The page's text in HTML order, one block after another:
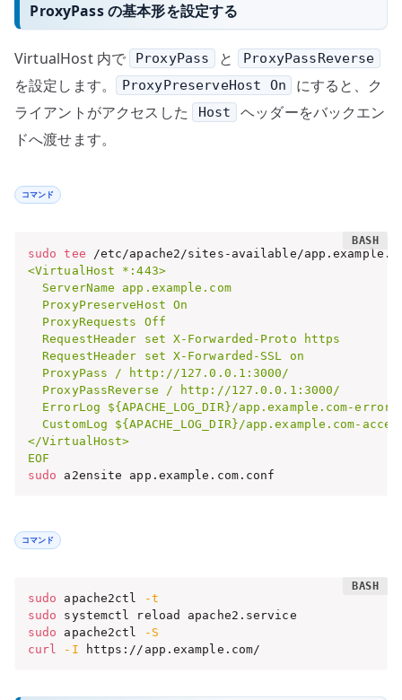
ProxyPass の基本形を設定する
VirtualHost 内で ProxyPass と ProxyPassReverse
を設定します。 ProxyPreserveHost On
にすると、ク
ライアントがアクセスした
Host
ヘッダーをバックエン
ドへ渡せます。
コマンド
sudo tee /etc/apache2/sites-available/
<VirtualHost *:443>
  ServerName app.example.com
  ProxyPreserveHost On
  ProxyRequests Off
  RequestHeader set X-Forwarded-Proto https
  RequestHeader set X-Forwarded-SSL on
  ProxyPass / http://127.0.0.1:3000/
  ProxyPassReverse / http://127.0.0.1:3000/
ErrorLog ${APACHE_LOG_DIR}/app.example.com-
CustomLog ${APACHE_LOG_DIR}/app.example.com-
</VirtualHost>
EOF
sudo a2ensite app.example.com.conf
コマンド
sudo apache2ctl
-t
sudo
sudo apache2ctl
-S
curl
-I https://app.example.com/